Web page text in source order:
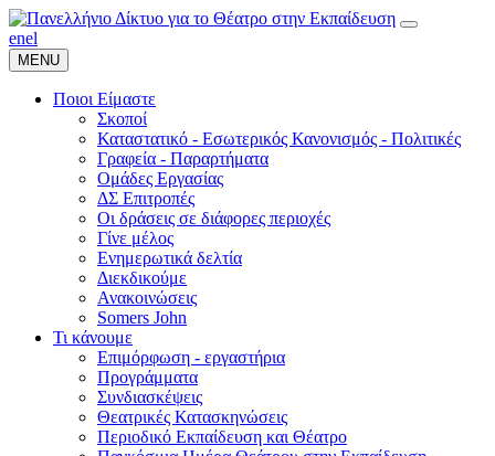
enel
MENU
Ποιοι Είμαστε
Σκοποί
Καταστατικό - Εσωτερικός Κανονισμός - Πολιτικές
Γραφεία - Παραρτήματα
Ομάδες Εργασίας
ΔΣ Επιτροπές
Οι δράσεις σε διάφορες περιοχές
Γίνε μέλος
Ενημερωτικά δελτία
Διεκδικούμε
Ανακοινώσεις
Somers John
Τι κάνουμε
Επιμόρφωση - εργαστήρια
Προγράμματα
Συνδιασκέψεις
Θεατρικές Κατασκηνώσεις
Περιοδικό Εκπαίδευση και Θέατρο